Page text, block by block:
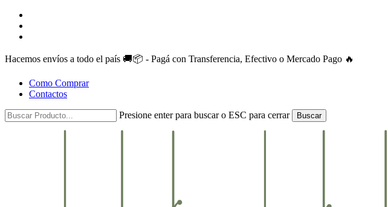
Skip
main
Hacemos envíos a todo el país 🚚📦 - Pagá con Transferencia, Efectivo o Mercado Pago 🔥
Como Comprar
Contactos
Presione enter para buscar o ESC para cerrar Buscar